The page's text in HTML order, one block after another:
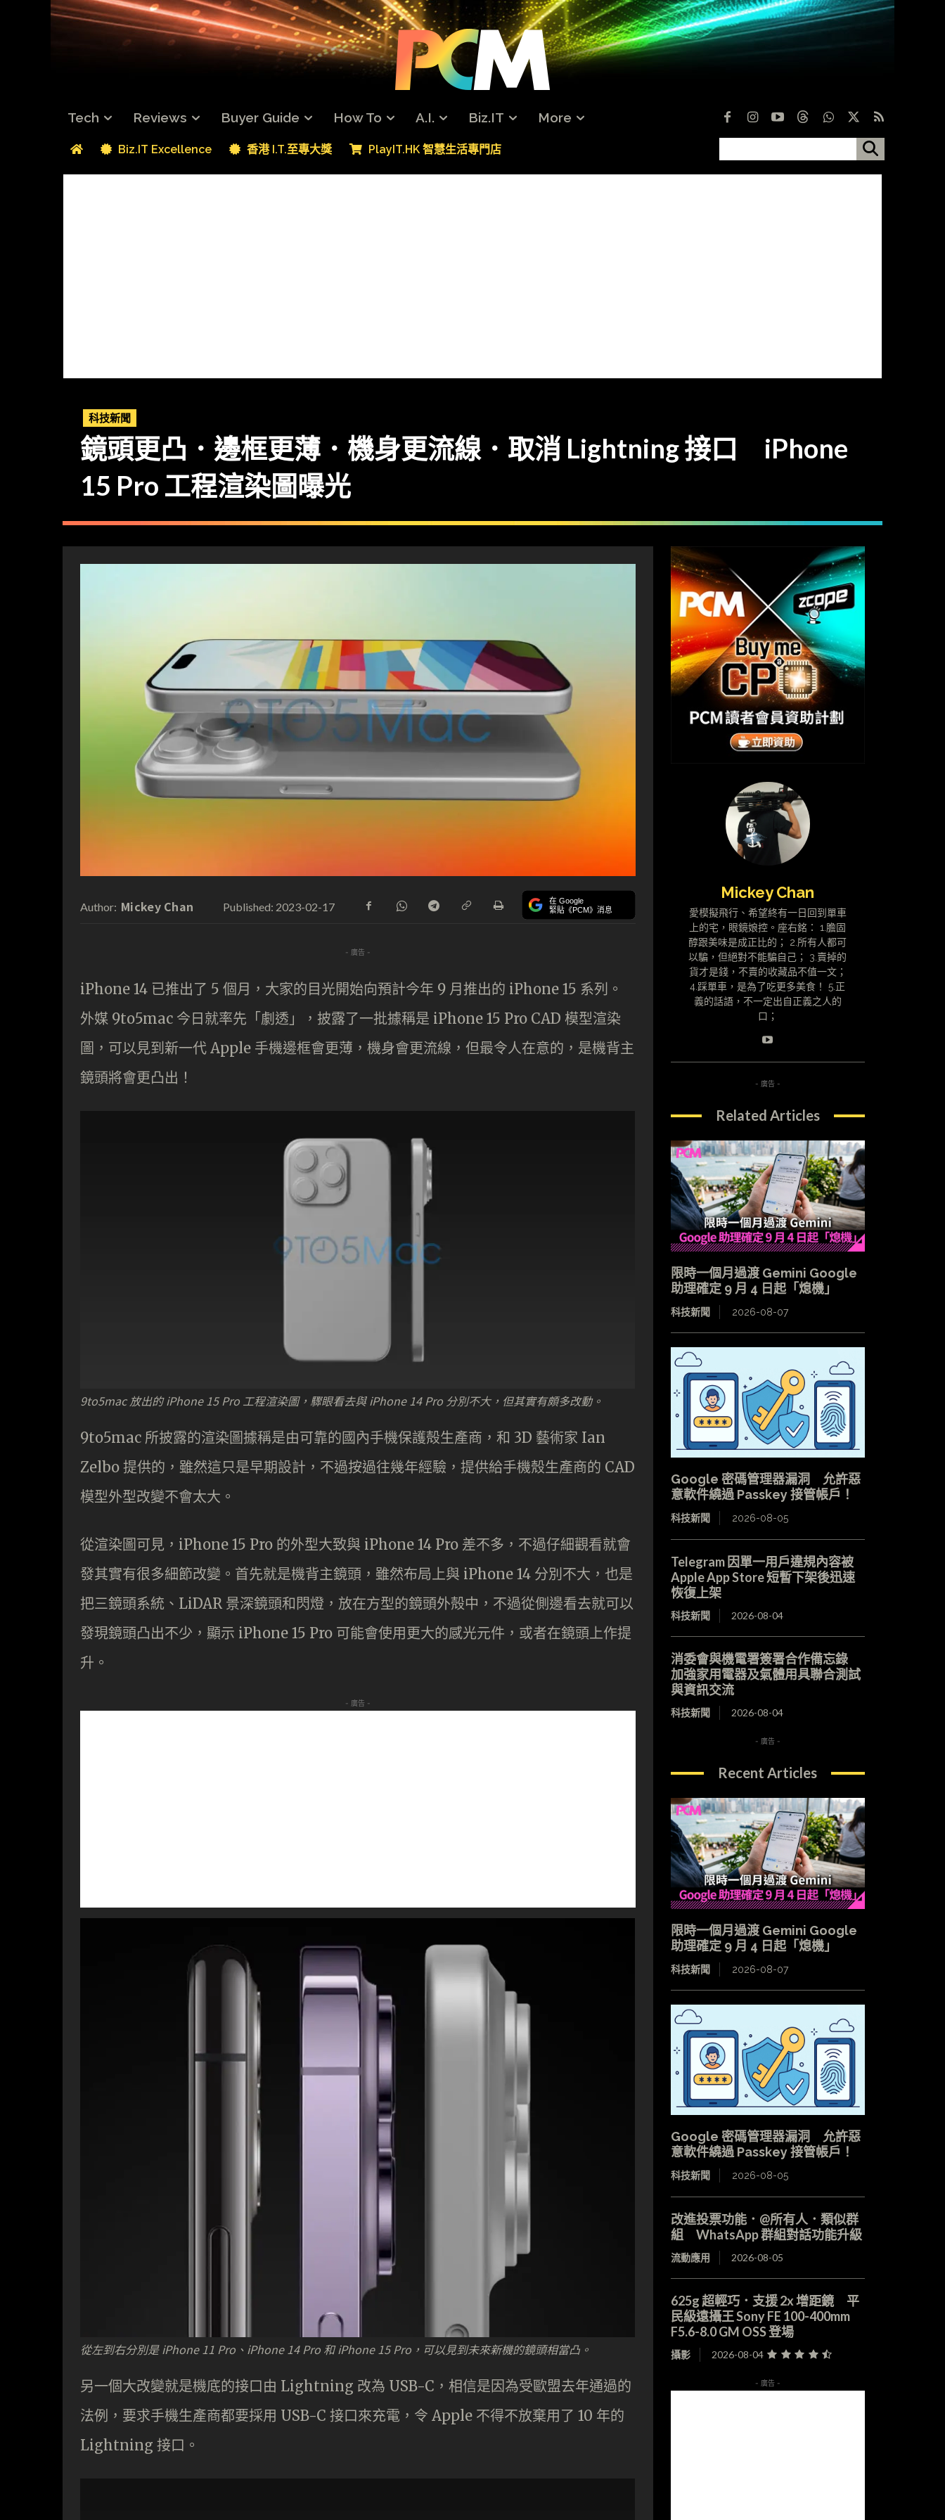
Tech Reviews Buyer Guide How To A.I. Biz.IT More
Biz.IT Excellence 香港 I.T.至專大獎 PlayIT.HK 智慧生活專門店
科技新聞
鏡頭更凸．邊框更薄．機身更流線．取消 Lightning 接口 iPhone
15 Pro 工程渲染圖曝光
Author: Mickey Chan Published: 2023-02-17 在 Google
緊貼《PCM》消息
- 廣告 -
iPhone 14 已推出了 5 個月，大家的目光開始向預計今年 9 月推出的 iPhone 15 系列。
外媒 9to5mac 今日就率先「劇透」，披露了一批據稱是 iPhone 15 Pro CAD 模型渲染
圖，可以見到新一代 Apple 手機邊框會更薄，機身會更流線，但最令人在意的，是機背主
鏡頭將會更凸出！
9to5mac 放出的 iPhone 15 Pro 工程渲染圖，驟眼看去與 iPhone 14 Pro 分別不大，但其實有頗多改動。
9to5mac 所披露的渲染圖據稱是由可靠的國內手機保護殻生產商，和 3D 藝術家 Ian
Zelbo 提供的，雖然這只是早期設計，不過按過往幾年經驗，提供給手機殼生產商的 CAD
模型外型改變不會太大。
從渲染圖可見，iPhone 15 Pro 的外型大致與 iPhone 14 Pro 差不多，不過仔細觀看就會
發其實有很多細節改變。首先就是機背主鏡頭，雖然布局上與 iPhone 14 分別不大，也是
把三鏡頭系統、LiDAR 景深鏡頭和閃燈，放在方型的鏡頭外殻中，不過從側邊看去就可以
發現鏡頭凸出不少，顯示 iPhone 15 Pro 可能會使用更大的感光元件，或者在鏡頭上作提
升。
- 廣告 -
從左到右分別是 iPhone 11 Pro、iPhone 14 Pro 和 iPhone 15 Pro，可以見到未來新機的鏡頭相當凸。
另一個大改變就是機底的接口由 Lightning 改為 USB-C，相信是因為受歐盟去年通過的
法例，要求手機生產商都要採用 USB-C 接口來充電，令 Apple 不得不放棄用了 10 年的
Lightning 接口。
Mickey Chan
愛模擬飛行、希望終有一日回到單車
上的宅，眼鏡娘控。座右銘： 1.膽固
醇跟美味是成正比的； 2.所有人都可
以騙，但絕對不能騙自己； 3.賣掉的
貨才是錢，不賣的收藏品不值一文；
4.踩單車，是為了吃更多美食！ 5.正
義的話語，不一定出自正義之人的
口；
- 廣告 -
Related Articles
限時一個月過渡 Gemini Google
助理確定 9 月 4 日起「熄機」
科技新聞 2026-08-07
Google 密碼管理器漏洞 允許惡
意軟件繞過 Passkey 接管帳戶！
科技新聞 2026-08-05
Telegram 因單一用戶違規內容被
Apple App Store 短暫下架後迅速
恢復上架
科技新聞 2026-08-04
消委會與機電署簽署合作備忘錄
加強家用電器及氣體用具聯合測試
與資訊交流
科技新聞 2026-08-04
- 廣告 -
Recent Articles
限時一個月過渡 Gemini Google
助理確定 9 月 4 日起「熄機」
科技新聞 2026-08-07
Google 密碼管理器漏洞 允許惡
意軟件繞過 Passkey 接管帳戶！
科技新聞 2026-08-05
改進投票功能．@所有人．類似群
組 WhatsApp 群組對話功能升級
流動應用 2026-08-05
625g 超輕巧．支援 2x 增距鏡 平
民級遠攝王 Sony FE 100-400mm
F5.6-8.0 GM OSS 登場
攝影 2026-08-04
- 廣告 -